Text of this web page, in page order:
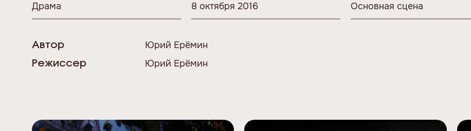
Драма 8 октября 2016 Основная сцена
Автор Юрий Ерёмин
Режиссер Юрий Ерёмин